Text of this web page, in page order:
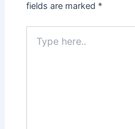
fields are marked *
here..